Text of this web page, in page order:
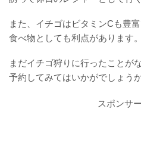
また、イチゴはビタミンCも豊
食べ物としても利点があります。
まだイチゴ狩りに行ったことが
予約してみてはいかがでしょうか
スポンサ